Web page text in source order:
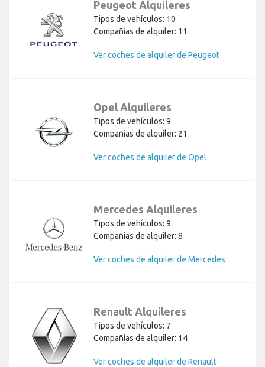
Peugeot Alquileres
Tipos de vehículos: 10
Compañías de alquiler: 11
Ver coches de alquiler de Peugeot
Opel Alquileres
Tipos de vehículos: 9
Compañías de alquiler: 21
Ver coches de alquiler de Opel
Mercedes Alquileres
Tipos de vehículos: 9
Compañías de alquiler: 8
Ver coches de alquiler de Mercedes
Renault Alquileres
Tipos de vehículos: 7
Compañías de alquiler: 14
Ver coches de alquiler de Renault